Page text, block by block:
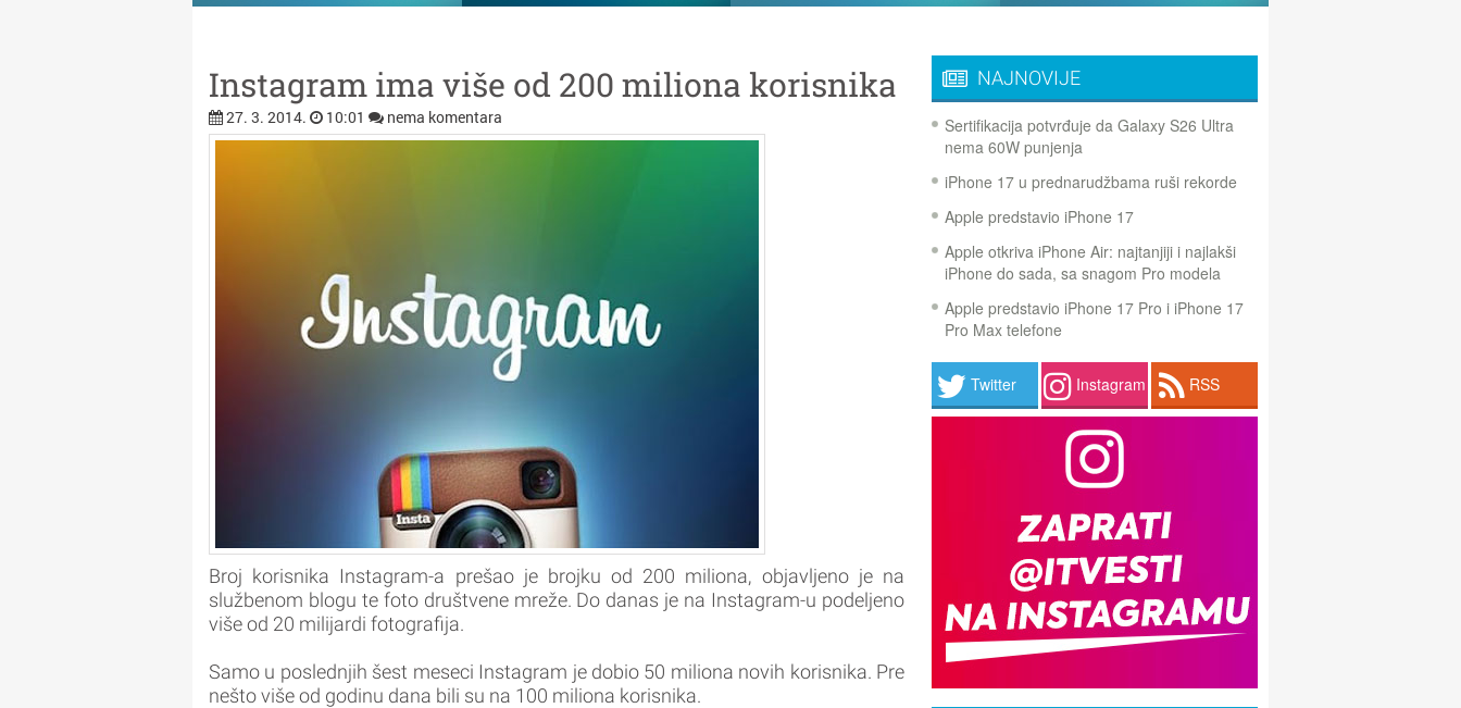
Instagram ima više od 200 miliona korisnika
27. 3. 2014. 10:01 nema komentara
Broj korisnika Instagram-a prešao je brojku od 200 miliona, objavljeno je na
službenom blogu te foto društvene mreže. Do danas je na Instagram-u podeljeno
više od 20 milijardi fotografija.
Samo u poslednjih šest meseci Instagram je dobio 50 miliona novih korisnika. Pre
nešto više od godinu dana bili su na 100 miliona korisnika.
NAJNOVIJE
Sertifikacija potvrđuje da Galaxy S26 Ultra
nema 60W punjenja
iPhone 17 u prednarudžbama ruši rekorde
Apple predstavio iPhone 17
Apple otkriva iPhone Air: najtanjiji i najlakši
iPhone do sada, sa snagom Pro modela
Apple predstavio iPhone 17 Pro i iPhone 17
Pro Max telefone
Twitter Instagram RSS